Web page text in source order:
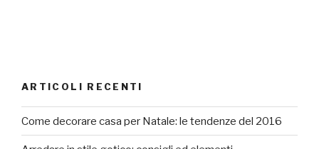
ARTICOLI RECENTI
Come decorare casa per Natale: le tendenze del 2016